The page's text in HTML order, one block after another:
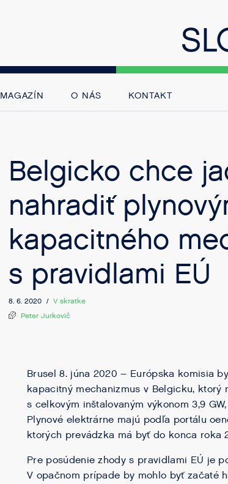
MAGAZÍN O NÁS KONTAKT
Belgicko chce
nahradiť
kapacitného
s pravidlami EÚ
8. 6. 2020 / V skratke
Peter Jurkovič
Brusel 8. júna 2020 – Európska komisia
kapacitný mechanizmus v Belgicku,
s celkovým inštalovaným výkonom 3,9
Plynové elektrárne majú podľa portálu
ktorých prevádzka má byť do konca roka
Pre posúdenie zhody s pravidlami EÚ je
V opačnom prípade by mohlo byť začaté